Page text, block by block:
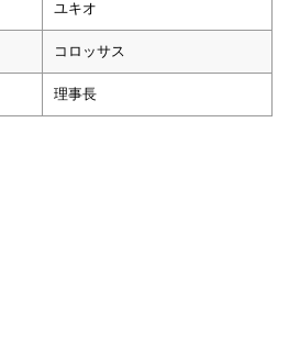
ユキオ
コロッサス
理事長